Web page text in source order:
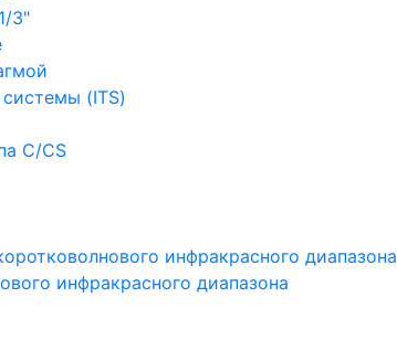
3"
(ITS)
C/CS
инфракрасного диапазона
инфракрасного диапазона